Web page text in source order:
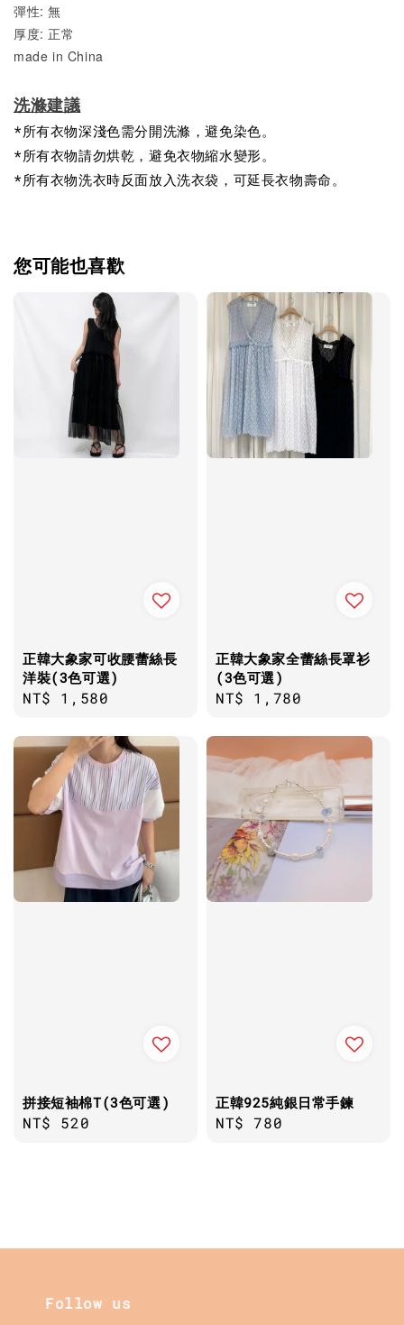
彈性: 無
厚度: 正常
made in China
洗滌建議
*所有衣物深淺色需分開洗滌，避免染色。
*所有衣物請勿烘乾，避免衣物縮水變形。
*所有衣物洗衣時反面放入洗衣袋，可延長衣物壽命。
您可能也喜歡
正韓大象家可收腰蕾絲長
洋裝(3色可選)
Regular
NT$ 1,580
正韓大象家全蕾絲長罩衫
(3色可選)
Regular
NT$ 1,780
拼接短袖棉T(3色可選)
Regular
NT$ 520
正韓925純銀日常手鍊
Regular
NT$ 780
Follow us